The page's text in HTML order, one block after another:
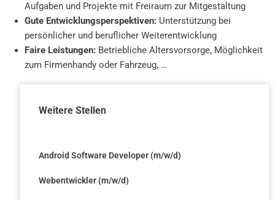
Aufgaben und Projekte mit Freiraum zur Mitgestaltung
Gute Entwicklungsperspektiven: Unterstützung bei
persönlicher und beruflicher Weiterentwicklung
Faire Leistungen: Betriebliche Altersvorsorge, Möglichkeit
zum Firmenhandy oder Fahrzeug, …
Weitere Stellen
Android Software Developer (m/w/d)
Webentwickler (m/w/d)